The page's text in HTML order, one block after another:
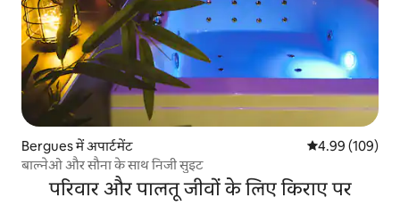
Bergues में अपार्टमेंट औसत रेटिंग 5 में से
4.99 (109)
बाल्नेओ और सौना के साथ निजी सुइट
परिवार और पालतू जीवों के लिए किराए पर